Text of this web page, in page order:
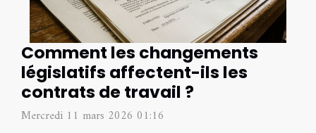
Comment les changements
législatifs affectent-ils les
contrats de travail ?
Mercredi 11 mars 2026 01:16